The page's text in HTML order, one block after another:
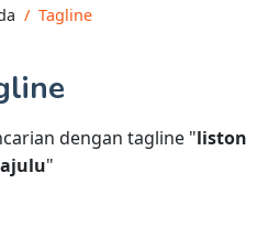
Tagline
dengan tagline "liston
"